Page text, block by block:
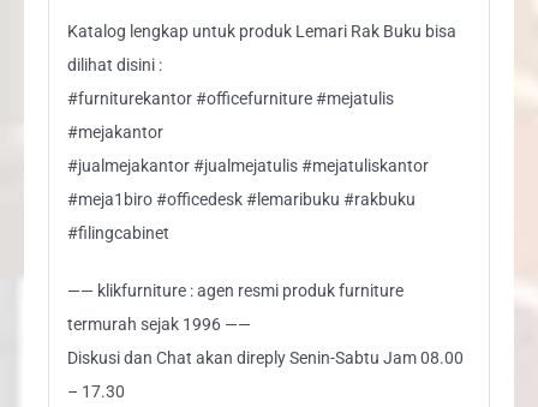
Katalog lengkap untuk produk Lemari Rak Buku bisa
dilihat disini :
#furniturekantor #officefurniture #mejatulis
#mejakantor
#jualmejakantor #jualmejatulis #mejatuliskantor
#meja1biro #officedesk #lemaribuku #rakbuku
#filingcabinet
—— klikfurniture : agen resmi produk furniture
termurah sejak 1996 ——
Diskusi dan Chat akan direply Senin-Sabtu Jam 08.00
– 17.30